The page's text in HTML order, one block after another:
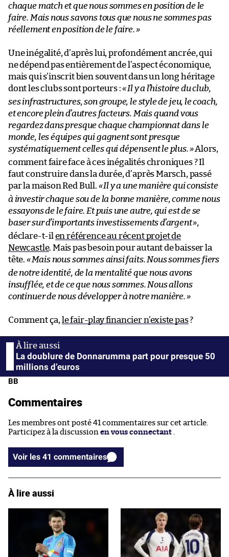
chaque match et que nous sommes en position de le
faire. Mais nous savons tous que nous ne sommes pas
réellement en position de le faire.»
Une inégalité, d’après lui, profondément ancrée, qui
ne dépend pas entièrement de l’aspect économique,
mais qui s’inscrit bien souvent dans un long héritage
dont les clubs sont porteurs :«Il y a l’histoire du club,
ses infrastructures, son groupe, le style de jeu, le coach,
et encore plein d’autres facteurs. Mais quand vous
regardez dans presque chaque championnat dans le
monde, les équipes qui gagnent sont presque
systématiquement celles qui dépensent le plus.»Alors,
comment faire face à ces inégalités chroniques ? Il
faut construire dans la durée, d’après Marsch, passé
par la maison Red Bull. «Il y a une manière qui consiste
à investir chaque sou de la bonne manière, comme nous
essayons de le faire. Et puis une autre, qui est de se
baser sur d’importants investissements d’argent»,
déclare-t-il en référence au récent projet de
Newcastle. Mais pas besoin pour autant de baisser la
tête. «Mais nous sommes ainsi faits. Nous sommes fiers
de notre identité, de la mentalité que nous avons
insufflée, et de ce que nous sommes. Nous allons
continuer de nous développer à notre manière.»
Comment ça, le fair-play financier n’existe pas?
La doublure de Donnarumma part pour presque 50
millions d’euros
BB
Commentaires
Les membres ont posté 41 commentaires sur cet article.
Participez à la discussion en vous connectant
Voir les 41 commentaires
À lire aussi